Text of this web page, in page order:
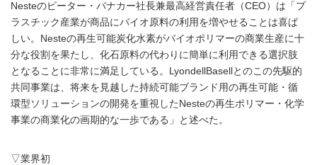
Nesteのピーター・バナカー社長兼最高経営責任者（CEO）は「プ
ラスチック産業が商品にバイオ原料の利用を増やせることは喜ば
しい。Nesteの再生可能炭化水素がバイオポリマーの商業生産に十
分な役割を果たし、化石原料の代わりに簡単に利用できる選択肢
となることに非常に満足している。LyondellBasellとのこの先駆的
共同事業は、将来を見越した持続可能ブランド用の再生可能・循
環型ソリューションの開発を重視したNesteの再生ポリマー・化学
事業の商業化の画期的な一歩である」と述べた。
▽業界初